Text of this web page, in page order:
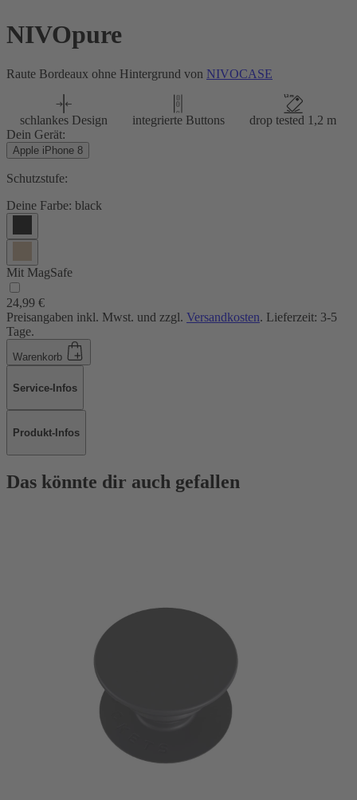
NIVOpure
Raute Bordeaux ohne Hintergrund von NIVOCASE
schlankes Design integrierte Buttons
drop tested 1,2 m
Dein Gerät:
Apple iPhone 8
Schutzstufe:
Deine Farbe: black
Mit MagSafe
24,99 €
Preisangaben inkl. Mwst. und zzgl. Versandkosten. Lieferzeit: 3-5
Tage.
Warenkorb
Service-Infos
Produkt-Infos
Das könnte dir auch gefallen